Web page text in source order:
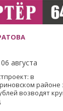
06 августа
в
районе
возводят